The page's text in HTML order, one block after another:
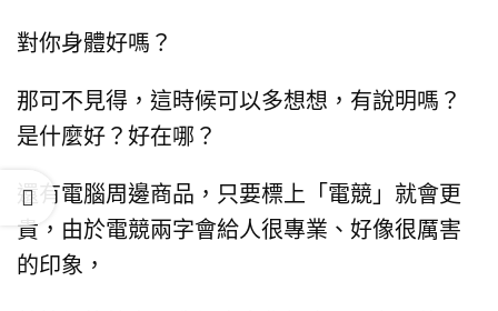
對你身體好嗎？
那可不見得，這時候可以多想想， 有說明嗎？
是什麼好？好在哪？
還有電腦周邊商品，只要標上「電競」就會更
貴， 由於電競兩字會給人很專業、好像很厲害
的印象，